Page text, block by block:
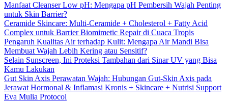
Manfaat Cleanser Low pH: Mengapa pH Pembersih Wajah Penting
untuk Skin Barrier?
Ceramide Skincare: Multi-Ceramide + Cholesterol + Fatty Acid
Complex untuk Barrier Biomimetic Repair di Cuaca Tropis
Pengaruh Kualitas Air terhadap Kulit: Mengapa Air Mandi Bisa
Membuat Wajah Lebih Kering atau Sensitif?
Selain Sunscreen, Ini Proteksi Tambahan dari Sinar UV yang Bisa
Kamu Lakukan
Gut Skin Axis Perawatan Wajah: Hubungan Gut-Skin Axis pada
Jerawat Hormonal & Inflamasi Kronis + Skincare + Nutrisi Support
Eva Mulia Protocol